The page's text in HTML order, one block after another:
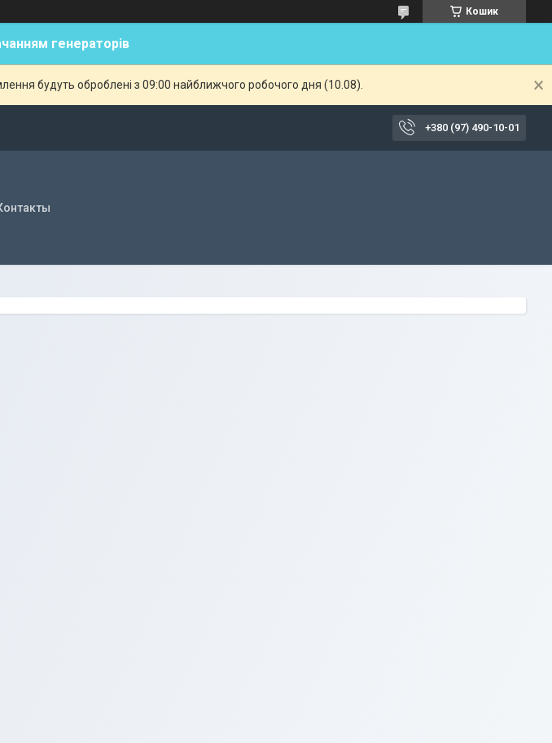
Кошик
генераторів
будуть оброблені з 09:00 найближчого робочого дня (10.08).
+380 (97) 490-10-01